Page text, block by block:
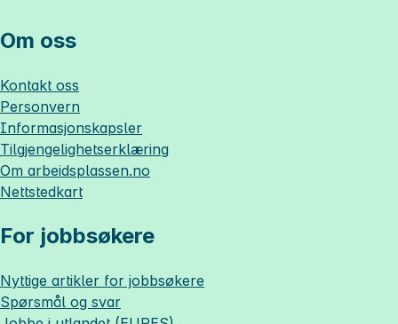
Om oss
Kontakt oss
Personvern
Informasjonskapsler
Tilgjengelighetserklæring
Om arbeidsplassen.no
Nettstedkart
For jobbsøkere
Nyttige artikler for jobbsøkere
Spørsmål og svar